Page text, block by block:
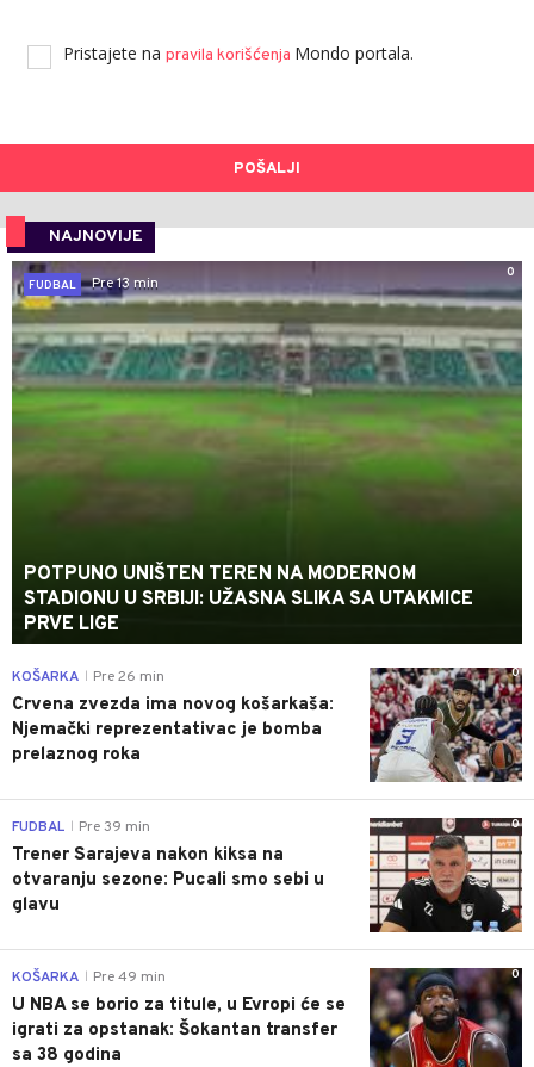
Pristajete na pravila korišćenja Mondo portala.
POŠALJI
NAJNOVIJE
0
FUDBAL
Pre 13 min
POTPUNO UNIŠTEN TEREN NA MODERNOM
STADIONU U SRBIJI: UŽASNA SLIKA SA UTAKMICE
PRVE LIGE
0
KOŠARKA Pre 26 min
Crvena zvezda ima novog košarkaša:
Njemački reprezentativac je bomba
prelaznog roka
0
FUDBAL Pre 39 min
Trener Sarajeva nakon kiksa na
otvaranju sezone: Pucali smo sebi u
glavu
0
KOŠARKA Pre 49 min
U NBA se borio za titule, u Evropi će se
igrati za opstanak: Šokantan transfer
sa 38 godina